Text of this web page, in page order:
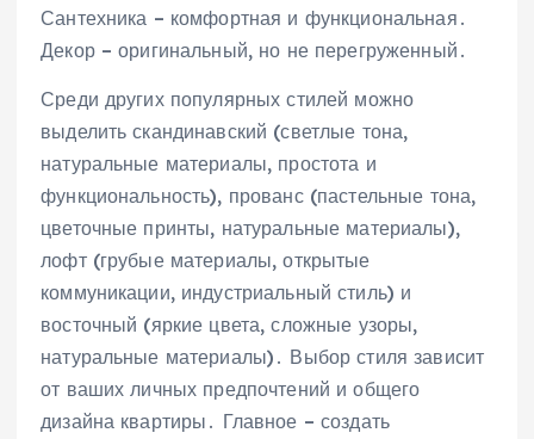
Сантехника – комфортная и функциональная․
Декор – оригинальный, но не перегруженный․
Среди других популярных стилей можно
выделить скандинавский (светлые тона,
натуральные материалы, простота и
функциональность), прованс (пастельные тона,
цветочные принты, натуральные материалы),
лофт (грубые материалы, открытые
коммуникации, индустриальный стиль) и
восточный (яркие цвета, сложные узоры,
натуральные материалы)․ Выбор стиля зависит
от ваших личных предпочтений и общего
дизайна квартиры․ Главное – создать